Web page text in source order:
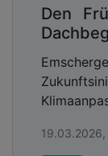
Den